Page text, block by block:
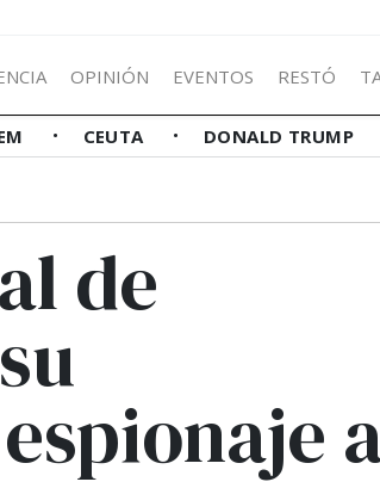
OPINIÓN EVENTOS RESTÓ
CEUTA DONALD TRUMP
de